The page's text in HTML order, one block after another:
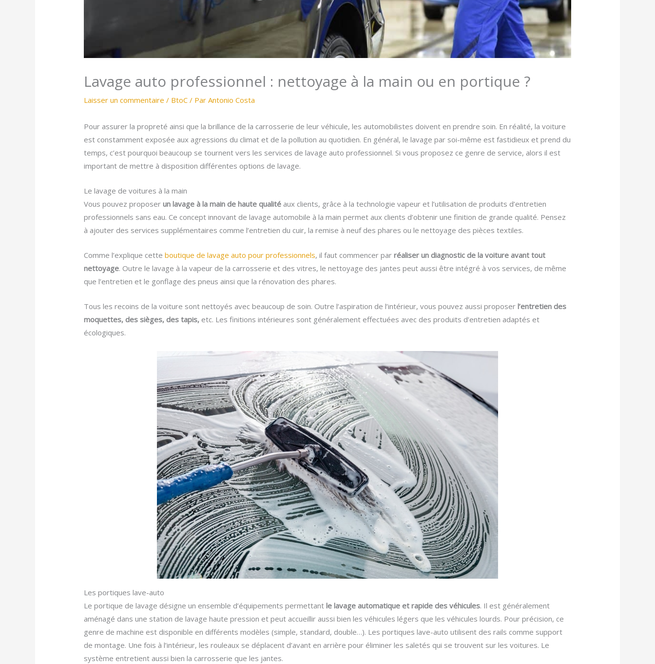
Lavage auto professionnel : nettoyage à la main ou en portique ?
Laisser un commentaire / BtoC / ParAntonio Costa
Pour assurer la propreté ainsi que la brillance de la carrosserie de leur véhicule, les automobilistes doivent en prendre soin. En réalité, la voiture
est constamment exposée aux agressions du climat et de la pollution au quotidien. En général, le lavage par soi-même est fastidieux et prend du
temps, c’est pourquoi beaucoup se tournent vers les services de lavage auto professionnel. Si vous proposez ce genre de service, alors il est
important de mettre à disposition différentes options de lavage.
Le lavage de voitures à la main
Vous pouvez proposerun lavage à la main de haute qualité aux clients, grâce à la technologie vapeur et l’utilisation de produits d’entretien
professionnels sans eau. Ce concept innovant de lavage automobile à la main permet aux clients d’obtenir une finition de grande qualité. Pensez
à ajouter des services supplémentaires comme l’entretien du cuir, la remise à neuf des phares ou le nettoyage des pièces textiles.
Comme l’explique cetteboutique de lavage auto pour professionnels, il faut commencer parréaliser un diagnostic de la voiture avant tout
nettoyage. Outre le lavage à la vapeur de la carrosserie et des vitres, le nettoyage des jantes peut aussi être intégré à vos services, de même
que l’entretien et le gonflage des pneus ainsi que la rénovation des phares.
Tous les recoins de la voiture sont nettoyés avec beaucoup de soin. Outre l’aspiration de l’intérieur, vous pouvez aussi proposerl’entretien des
moquettes, des sièges, des tapis, etc. Les finitions intérieures sont généralement effectuées avec des produits d’entretien adaptés et
écologiques.
Les portiques lave-auto
Le portique de lavage désigne un ensemble d’équipements permettantle lavage automatique et rapide des véhicules. Il est généralement
aménagé dans une station de lavage haute pression et peut accueillir aussi bien les véhicules légers que les véhicules lourds. Pour précision, ce
genre de machine est disponible en différents modèles (simple, standard, double…). Les portiques lave-auto utilisent des rails comme support
de montage. Une fois à l’intérieur, les rouleaux se déplacent d’avant en arrière pour éliminer les saletés qui se trouvent sur les voitures. Le
système entretient aussi bien la carrosserie que les jantes.